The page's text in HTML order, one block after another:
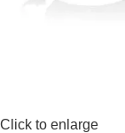
Click to enlarge